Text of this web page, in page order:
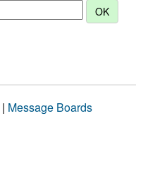
| Message Boards